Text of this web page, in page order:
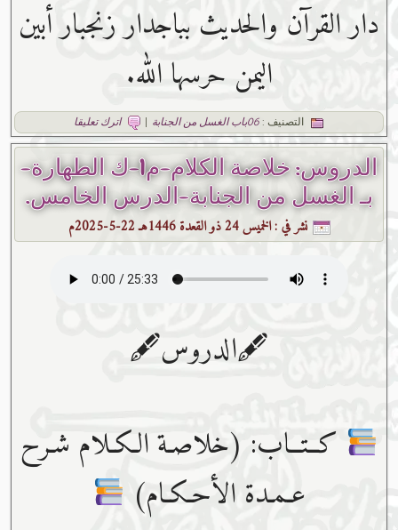
دار القرآن والحديث بباجدار زنجبار أبين
اليمن حرسها الله.
التصنيف :06باب الغسل من الجنابة | اترك تعليقا
الدروس: خلاصة الكلام-م1-ك الطهارة-
بـ الغسل من الجنابة-الدرس الخامس.
نشر في :الخميس 24 ذو القعدة 1446هـ 22-5-2025م
🖋الدروس🖋
كــتــاب: (خلاصـة الـكـلام شـرح
عـمـدة الأحـكـام)